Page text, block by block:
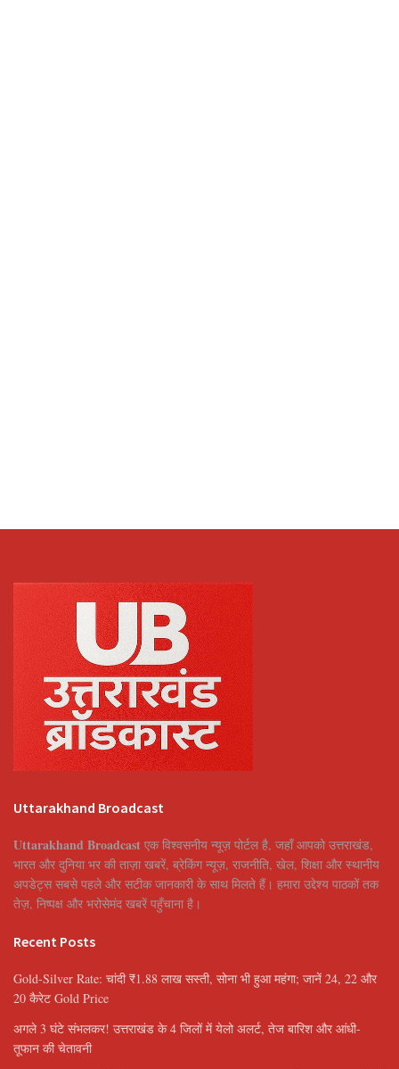
Uttarakhand Broadcast
Uttarakhand Broadcast एक विश्वसनीय न्यूज़ पोर्टल है, जहाँ आपको उत्तराखंड,
भारत और दुनिया भर की ताज़ा खबरें, ब्रेकिंग न्यूज़, राजनीति, खेल, शिक्षा और स्थानीय
अपडेट्स सबसे पहले और सटीक जानकारी के साथ मिलते हैं। हमारा उद्देश्य पाठकों तक
तेज़, निष्पक्ष और भरोसेमंद खबरें पहुँचाना है।
Recent Posts
Gold-Silver Rate: चांदी ₹1.88 लाख सस्ती, सोना भी हुआ महंगा; जानें 24, 22 और
20 कैरेट Gold Price
अगले 3 घंटे संभलकर! उत्तराखंड के 4 जिलों में येलो अलर्ट, तेज बारिश और आंधी-
तूफान की चेतावनी